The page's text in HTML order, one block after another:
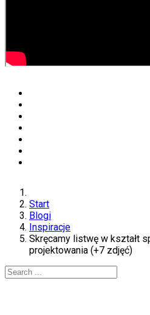
Start
Blogi
Inspiracje
Skręcamy listwę w kształt
projektowania (+7 zdjęć)